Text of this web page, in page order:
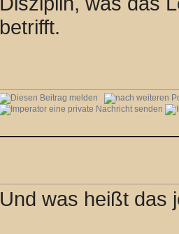
betrifft.
Und was heißt das